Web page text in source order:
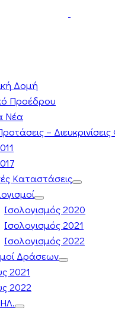
Δομή
Προέδρου
Νέα
–
Καταστάσεις
Ισολογισμός 2020
Ισολογισμός 2021
Ισολογισμός 2022
Δράσεων
2021
2022